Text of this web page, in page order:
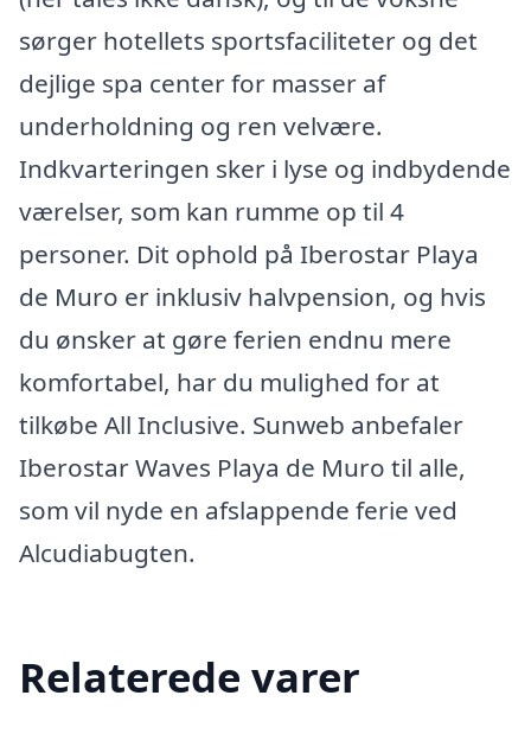
sørger hotellets sportsfaciliteter og det
dejlige spa center for masser af
underholdning og ren velvære.
Indkvarteringen sker i lyse og indbydende
værelser, som kan rumme op til 4
personer. Dit ophold på Iberostar Playa
de Muro er inklusiv halvpension, og hvis
du ønsker at gøre ferien endnu mere
komfortabel, har du mulighed for at
tilkøbe All Inclusive. Sunweb anbefaler
Iberostar Waves Playa de Muro til alle,
som vil nyde en afslappende ferie ved
Alcudiabugten.
Relaterede varer